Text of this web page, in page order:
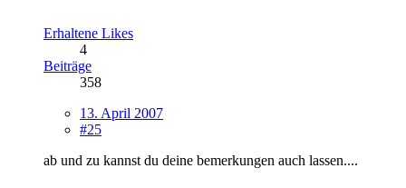
Erhaltene Likes
4
Beiträge
358
13. April 2007
#25
ab und zu kannst du deine bemerkungen auch lassen....